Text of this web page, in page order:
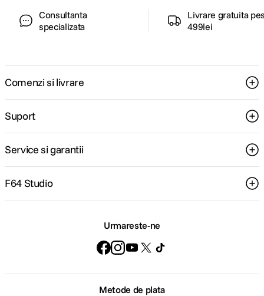
Consultanta
specializata
Livrare gratuita
499lei
Comenzi si livrare
Suport
Service si garantii
F64 Studio
Urmareste-ne
Metode de plata